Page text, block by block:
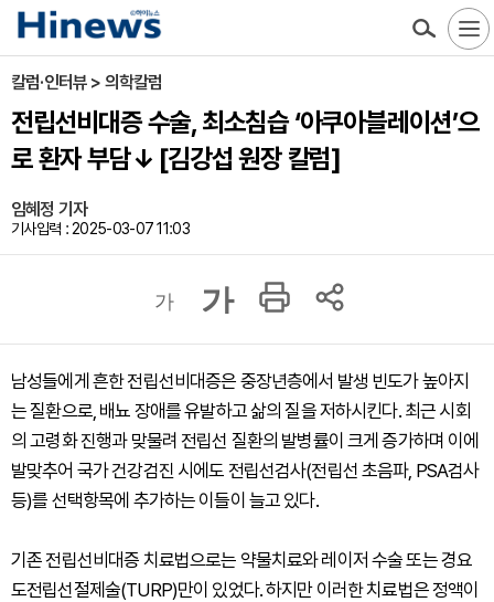
칼럼·인터뷰 > 의학칼럼
전립선비대증 수술, 최소침습 ‘아쿠아블레이션’으
로 환자 부담↓ [김강섭 원장 칼럼]
임혜정 기자
기사입력 : 2025-03-07 11:03
가 가
남성들에게 흔한 전립선비대증은 중장년층에서 발생 빈도가 높아지
는 질환으로, 배뇨 장애를 유발하고 삶의 질을 저하시킨다. 최근 시회
의 고령화 진행과 맞물려 전립선 질환의 발병률이 크게 증가하며 이에
발맞추어 국가 건강검진 시에도 전립선검사(전립선 초음파, PSA검사
등)를 선택항목에 추가하는 이들이 늘고 있다.
기존 전립선비대증 치료법으로는 약물치료와 레이저 수술 또는 경요
도전립선절제술(TURP)만이 있었다. 하지만 이러한 치료법은 정액이